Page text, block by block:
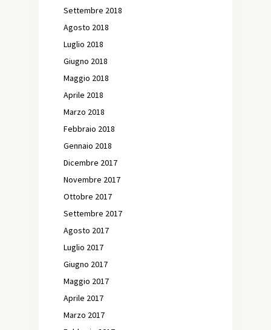
Settembre 2018
Agosto 2018
Luglio 2018
Giugno 2018
Maggio 2018
Aprile 2018
Marzo 2018
Febbraio 2018
Gennaio 2018
Dicembre 2017
Novembre 2017
Ottobre 2017
Settembre 2017
Agosto 2017
Luglio 2017
Giugno 2017
Maggio 2017
Aprile 2017
Marzo 2017